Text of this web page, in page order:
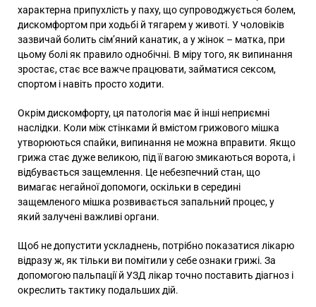
характерна припухлість у паху, що супроводжується болем,
дискомфортом при ходьбі й тягарем у животі. У чоловіків
зазвичай болить сім’яний канатик, а у жінок – матка, при
цьому болі як правило однобічні. В міру того, як випинання
зростає, стає все важче працювати, займатися сексом,
спортом і навіть просто ходити.
Окрім дискомфорту, ця патологія має й інші неприємні
наслідки. Коли між стінками й вмістом грижового мішка
утворюються спайки, випинання не можна вправити. Якщо
грижа стає дуже великою, під її вагою змикаються ворота, і
відбувається защемлення. Це небезпечний стан, що
вимагає негайної допомоги, оскільки в середині
защемленого мішка розвивається запальний процес, у
який залучені важливі органи.
Щоб не допустити ускладнень, потрібно показатися лікарю
відразу ж, як тільки ви помітили у себе ознаки грижі. За
допомогою пальпації й УЗД лікар точно поставить діагноз і
окреслить тактику подальших дій.